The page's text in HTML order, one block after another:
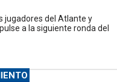
jugadores del Atlante y
a la siguiente ronda del